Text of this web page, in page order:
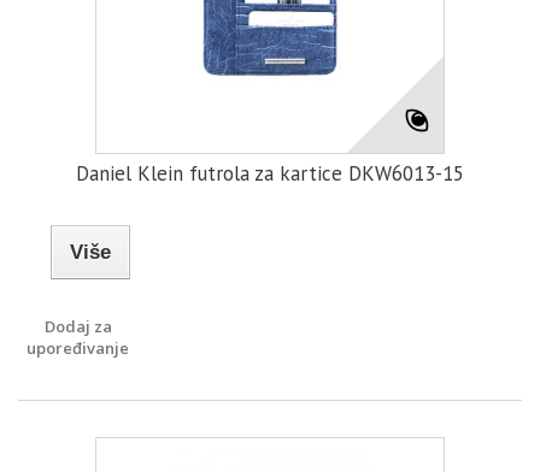
Daniel Klein futrola za kartice DKW6013-15
Više
Dodaj za
upoređivanje